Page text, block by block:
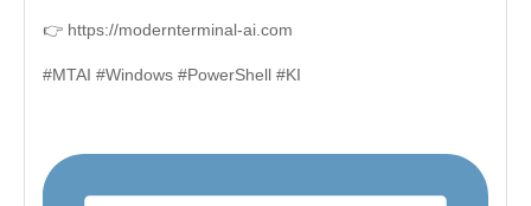
👉 https://modernterminal-ai.com
#MTAI #Windows #PowerShell #KI